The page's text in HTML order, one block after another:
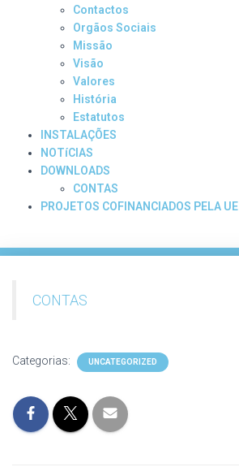
Contactos
Orgãos Sociais
Missão
Visão
Valores
História
Estatutos
INSTALAÇÕES
NOTíCIAS
DOWNLOADS
CONTAS
PROJETOS COFINANCIADOS PELA UE
CONTAS
Categorias: UNCATEGORIZED